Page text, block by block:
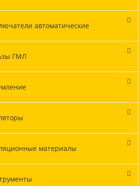
автоматические
ГМЛ
материалы